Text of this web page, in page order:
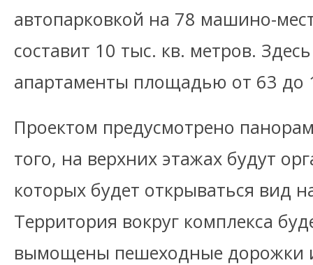
автопарковкой на 78 машино-
составит 10 тыс. кв. метров.
апартаменты площадью от 63 до
Проектом предусмотрено
того, на верхних этажах будут
которых будет открываться вид
Территория вокруг комплекса
вымощены пешеходные дорожки